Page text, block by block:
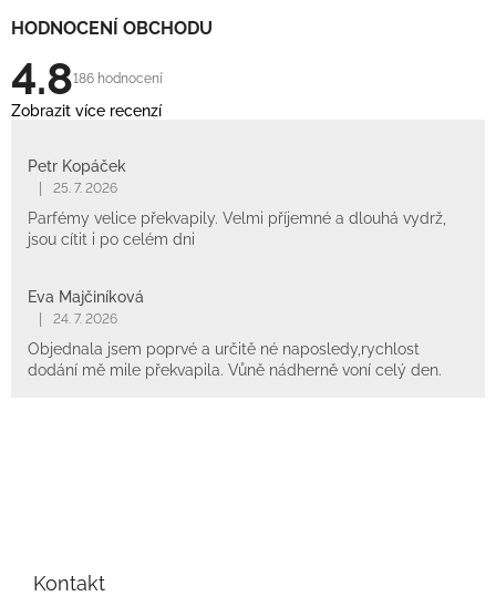
HODNOCENÍ OBCHODU
4.8186 hodnocení
Zobrazit více recenzí
Petr Kopáček
25. 7. 2026
Parfémy velice překvapily. Velmi příjemné a dlouhá vydrž,
jsou cítit i po celém dni
Eva Majčiníková
24. 7. 2026
Objednala jsem poprvé a určitě né naposledy,rychlost
dodání mě mile překvapila. Vůně nádherně voní celý den.
Kontakt